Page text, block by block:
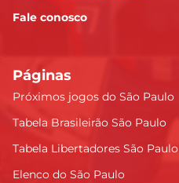
Fale conosco
Páginas
Próximos jogos do São Paulo
Tabela Brasileirão São Paulo
Tabela Libertadores São Paulo
Elenco do São Paulo